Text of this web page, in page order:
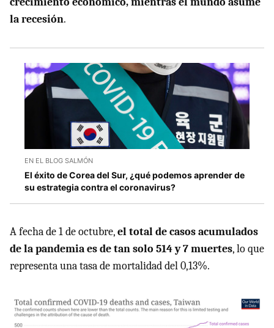
la recesión.
EN EL BLOG SALMÓN
El éxito de Corea del Sur, ¿qué podemos aprender de
su estrategia contra el coronavirus?
A fecha de 1 de octubre,el total de casos acumulados
de la pandemia es de tan solo 514 y 7 muertes, lo que
representa una tasa de mortalidad del 0,13%.